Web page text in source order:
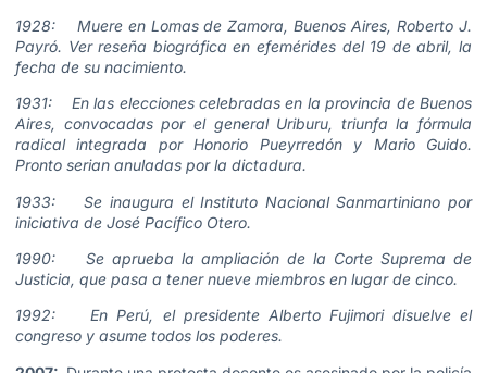
1928: Muere en Lomas de Zamora, Buenos Aires, Roberto J.
Payró. Ver reseña biográfica en efemérides del 19 de abril, la
fecha de su nacimiento.
1931: En las elecciones celebradas en la provincia de Buenos
Aires, convocadas por el general Uriburu, triunfa la fórmula
radical integrada por Honorio Pueyrredón y Mario Guido.
Pronto serian anuladas por la dictadura.
1933: Se inaugura el Instituto Nacional Sanmartiniano por
iniciativa de José Pacífico Otero.
1990: Se aprueba la ampliación de la Corte Suprema de
Justicia, que pasa a tener nueve miembros en lugar de cinco.
1992: En Perú, el presidente Alberto Fujimori disuelve el
congreso y asume todos los poderes.